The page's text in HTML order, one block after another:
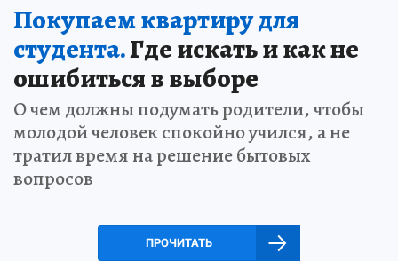
Покупаем квартиру для
студента.Где искать и как не
ошибиться в выборе
О чем должны подумать родители, чтобы
молодой человек спокойно учился, а не
тратил время на решение бытовых
вопросов
ПРОЧИТАТЬ